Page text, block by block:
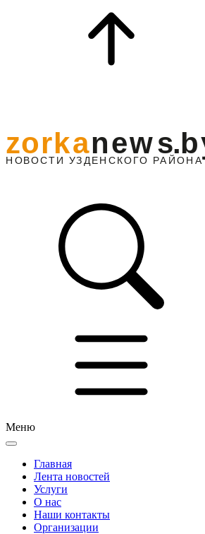
Меню
Главная
Лента новостей
Услуги
О нас
Наши контакты
Организации